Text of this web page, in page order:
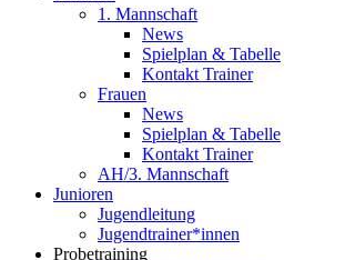
1. Mannschaft
News
Spielplan & Tabelle
Kontakt Trainer
Frauen
News
Spielplan & Tabelle
Kontakt Trainer
AH/3. Mannschaft
Junioren
Jugendleitung
Jugendtrainer*innen
Probetraining